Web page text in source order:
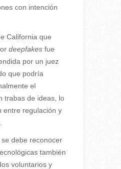
con intención
California que
deepfakesfue
por un juez
que podría
el
trabas de ideas, lo
entre regulación y
debe reconocer
también
voluntarios y